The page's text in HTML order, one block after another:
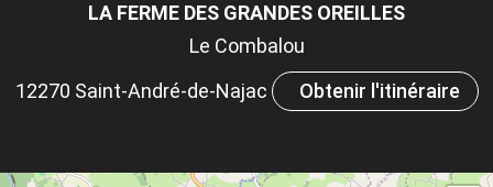
et
LA FERME DES GRANDES OREILLES
Le Combalou
12270 Saint-André-de-Najac
Obtenir l'itinéraire